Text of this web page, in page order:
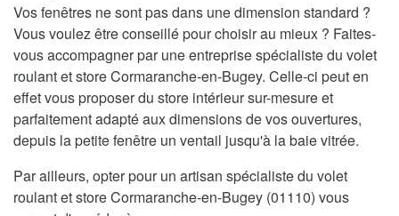
Vos fenêtres ne sont pas dans une dimension standard ?
Vous voulez être conseillé pour choisir au mieux ? Faites-
vous accompagner par une entreprise spécialiste du volet
roulant et store Cormaranche-en-Bugey. Celle-ci peut en
effet vous proposer du store intérieur sur-mesure et
parfaitement adapté aux dimensions de vos ouvertures,
depuis la petite fenêtre un ventail jusqu'à la baie vitrée.
Par ailleurs, opter pour un artisan spécialiste du volet
roulant et store Cormaranche-en-Bugey (01110) vous